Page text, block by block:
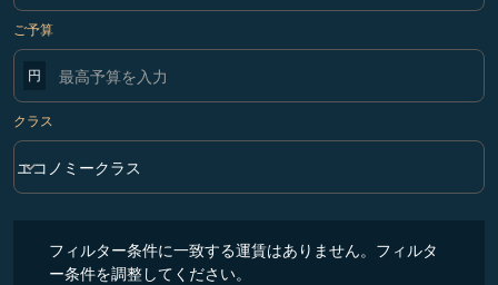
ご予算
円
クラス
クラス option エコノミークラス Selected
エコノミークラス
keyboard_arrow_down
フィルター条件に一致する運賃はありません。フィルタ
ー条件を調整してください。